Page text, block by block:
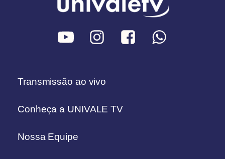
Transmissão ao vivo
Conheça a UNIVALE TV
Nossa Equipe